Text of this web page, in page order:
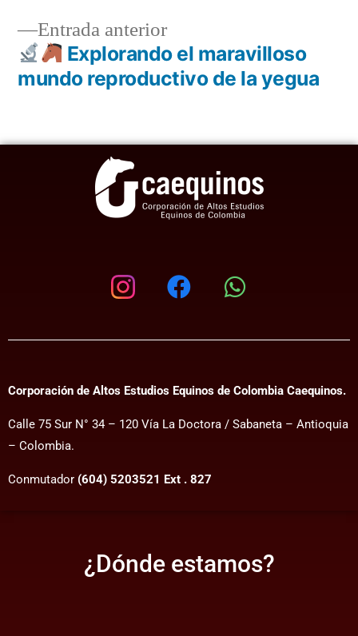
Entrada anterior
Explorando el maravilloso
mundo reproductivo de la yegua
Corporación de Altos Estudios Equinos de Colombia Caequinos.
Calle 75 Sur N° 34 – 120 Vía La Doctora / Sabaneta – Antioquia
– Colombia.
Conmutador (604) 5203521 Ext . 827
¿Dónde estamos?